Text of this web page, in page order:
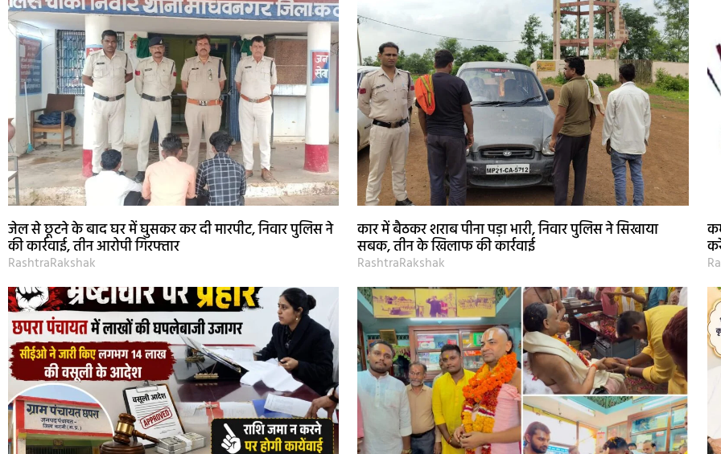
जेल से छूटने के बाद घर में घुसकर कर दी मारपीट, निवार पुलिस ने
की कार्रवाई, तीन आरोपी गिरफ्तार
RashtraRakshak
कार में बैठकर शराब पीना पड़ा भारी, निवार पुलिस ने सिखाया
सबक, तीन के खिलाफ की कार्रवाई
RashtraRakshak